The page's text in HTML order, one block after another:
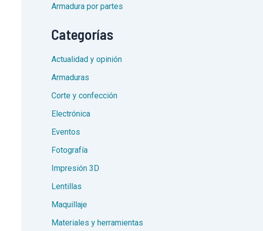
Armadura por partes
Categorías
Actualidad y opinión
Armaduras
Corte y confección
Electrónica
Eventos
Fotografía
Impresión 3D
Lentillas
Maquillaje
Materiales y herramientas